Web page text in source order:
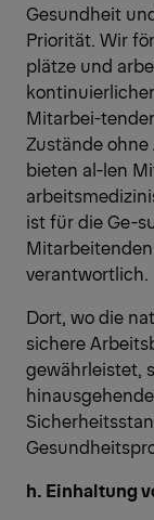
Gesundheit
Priorität. Wir
plätze und
Mitarbei-
Zustände
bieten al-len
ist für die Ge-
verantwortlich.
Dort, wo die
sichere
gewährleistet,
h. Einhaltung